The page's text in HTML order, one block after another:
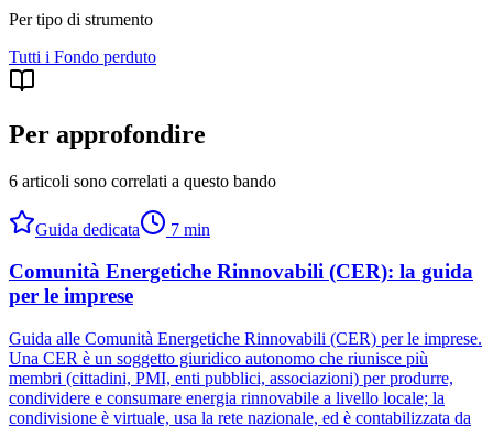
Per tipo di strumento
Tutti i Fondo perduto
Per approfondire
6 articoli sono correlati a questo bando
Guida dedicata 7 min
Comunità Energetiche Rinnovabili (CER): la guida
per le imprese
Guida alle Comunità Energetiche Rinnovabili (CER) per le imprese.
Una CER è un soggetto giuridico autonomo che riunisce più
membri (cittadini, PMI, enti pubblici, associazioni) per produrre,
condividere e consumare energia rinnovabile a livello locale; la
condivisione è virtuale, usa la rete nazionale, ed è contabilizzata da